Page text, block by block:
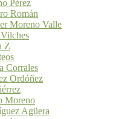
Pérez
Román
Moreno Valle
Z
Corrales
Ordóñez
Moreno
Agüera